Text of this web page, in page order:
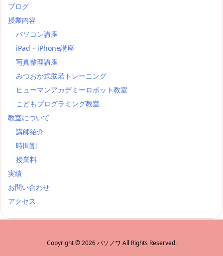
ブログ
授業内容
パソコン講座
iPad・iPhone講座
写真整理講座
みつおか式脳若トレーニング
ヒューマンアカデミーロボット教室
こどもプログラミング教室
教室について
講師紹介
時間割
授業料
実績
お問い合わせ
アクセス
Copyright ©2026 パソノワ All Rights Reserved.